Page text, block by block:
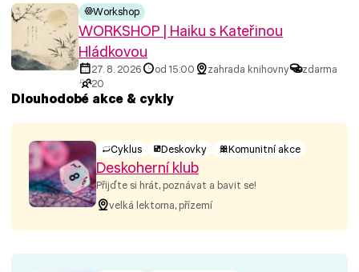
Workshop
WORKSHOP | Haiku s Kateřinou
Hládkovou
27. 8. 2026 od 15:00 zahrada knihovny
zdarma
20
Dlouhodobé akce & cykly
Cyklus Deskovky Komunitní akce
Deskoherní klub
Přijďte si hrát, poznávat a bavit se!
velká lektorna, přízemí